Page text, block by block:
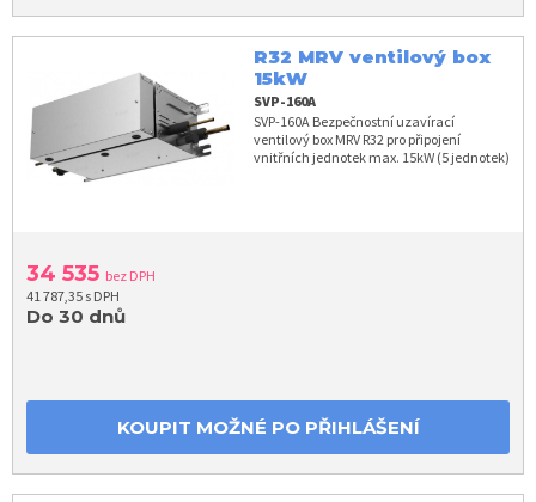
R32 MRV ventilový box
15kW
SVP-160A
SVP-160A Bezpečnostní uzavírací
ventilový box MRV R32 pro připojení
vnitřních jednotek max. 15kW (5 jednotek)
34 535 bez DPH
41 787,35 s DPH
Do 30 dnů
KOUPIT MOŽNÉ PO PŘIHLÁŠENÍ